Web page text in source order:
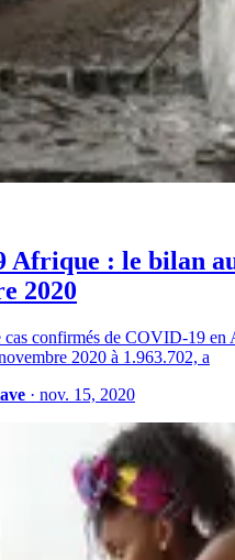
Afrique : le bilan
2020
cas confirmés de COVID-19 en
2020 à 1.963.702, a
· nov. 15, 2020